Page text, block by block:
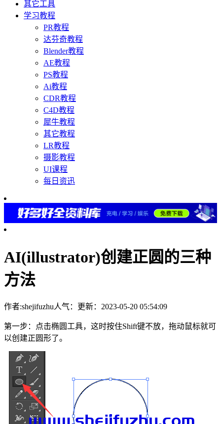
其它工具
学习教程
PR教程
达芬奇教程
Blender教程
AE教程
PS教程
Ai教程
CDR教程
C4D教程
犀牛教程
其它教程
LR教程
摄影教程
UI课程
每日资迅
AI(illustrator)创建正圆的三种
方法
作者:shejifuzhu人气： 更新：2023-05-20 05:54:09
第一步：点击椭圆工具，这时按住Shift键不放，拖动鼠标就可
以创建正圆形了。